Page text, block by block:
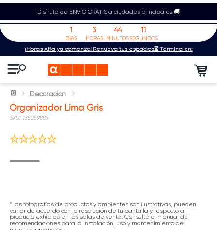
Disfruta de ENVÍO GRATIS a ciudades principales 🚚
¡Horas Alfa ya comenzó! Renueva tus espacios⏳ Termina en:
1
DÍAS
3
HORAS
44
MINUTOS
11
SEGUNDOS
Decoración
Organizador Lima Gris
: 135059888
*Las fotografías de productos y ambientes son ilustrativas, pueden
variar de acuerdo con la resolución de tu pantalla y respecto al
producto exhibido en las salas de venta. Consulte el manual de
recomendaciones para la instalación, uso y mantenimiento de